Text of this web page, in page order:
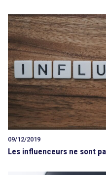
09/12/2019
Les influenceurs ne sont